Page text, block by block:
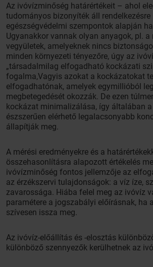
Az ivóvízminőség határértékeit – ahol
tudományos bizonyíték áll rendelkezésre
egészségvédelmi szempontok alapján
Ugyanakkor vannak olyan anyagok, pl. a
vegyületek, amelyeknek nincs
minden környezeti tényezőre, úgy az
„társadalmilag elfogadható kockázati
fogalma,Vagyis azokat a kockázatokat
elfogadhatónak, amelyek egymillióból
megbetegedését okozzák. De ezen
kockázat minimalizálása, így általában
észszerűen elérhető legalacsonyabb
állapítják meg.
A mérési eredményekre és a
összehasonlításra alapozott értékelés
ivóvízminőség fontos jellemzője az
az érzékszervi tulajdonságok: a víz íze,
zavarossága. Hiába felel meg az ivóvíz
paramétere a jogszabályi előírásnak, ha
szívesen issza meg.
Az ivóvíz-előállítás és -elosztás
különböző szennyezők kerülhetnek az